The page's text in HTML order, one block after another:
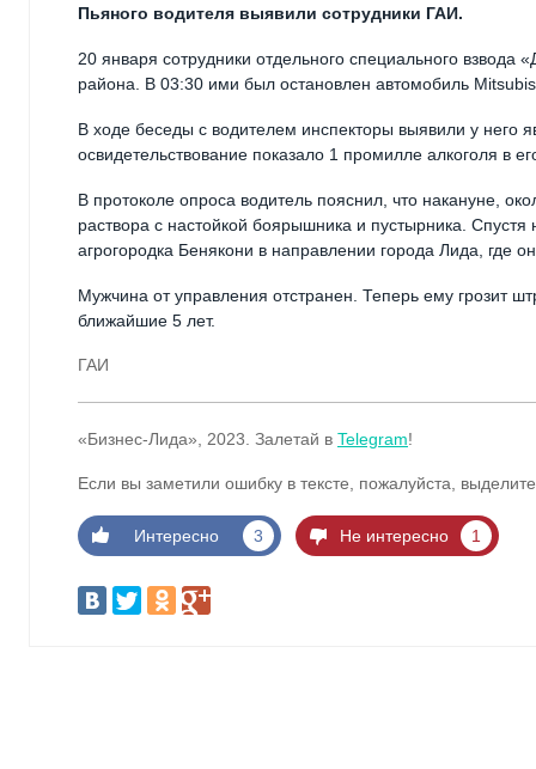
Пьяного водителя выявили сотрудники ГАИ.
20 января сотрудники отдельного специального взвода
района. В 03:30 ими был остановлен автомобиль
В ходе беседы с водителем инспекторы выявили у него
освидетельствование показало 1 промилле алкоголя в
В протоколе опроса водитель пояснил, что накануне,
раствора с настойкой боярышника и пустырника.
агрогородка Бенякони в направлении города Лида, где
Мужчина от управления отстранен. Теперь ему грозит
ближайшие 5 лет.
ГАИ
«Бизнес-Лида», 2023. Залетай в Telegram!
Если вы заметили ошибку в тексте, пожалуйста,
Интересно 3 Не интересно 1